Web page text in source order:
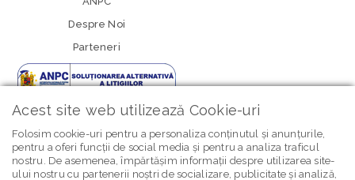
Despre Noi
Parteneri
Acest site web utilizează Cookie-uri
Folosim cookie-uri pentru a personaliza conținutul și anunțurile,
pentru a oferi funcții de social media și pentru a analiza traficul
nostru. De asemenea, împărtășim informații despre utilizarea site-
ului nostru cu partenerii noștri de socializare, publicitate și analiză,